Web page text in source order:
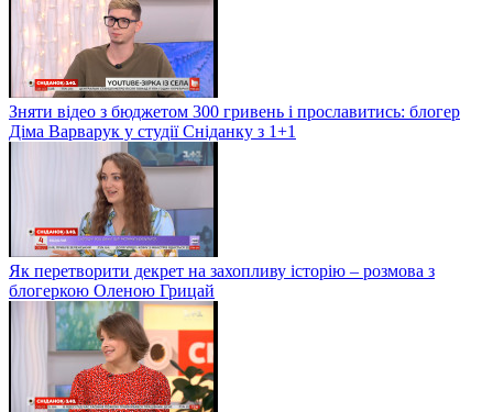
Зняти відео з бюджетом 300 гривень і прославитись: блогер
Діма Варварук у студії Сніданку з 1+1
Як перетворити декрет на захопливу історію – розмова з
блогеркою Оленою Грицай